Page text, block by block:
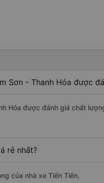
Sơn - Thanh Hóa được
Hóa được đánh giá chất
rẻ nhất?
của nhà xe Tiến Tiến.